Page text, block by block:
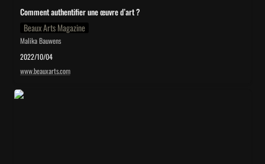
Comment authentifier une œuvre d’art ?
Beaux Arts Magazine
Malika Bauwens
2022/10/04
www.beauxarts.com
Les technologies pour expertiser l’art, un atout à manipuler avec